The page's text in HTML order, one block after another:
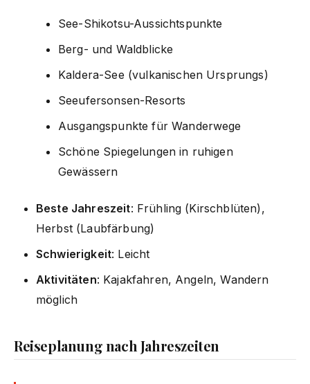
See-Shikotsu-Aussichtspunkte
Berg- und Waldblicke
Kaldera-See (vulkanischen Ursprungs)
Seeufersonsen-Resorts
Ausgangspunkte für Wanderwege
Schöne Spiegelungen in ruhigen
Gewässern
Beste Jahreszeit: Frühling (Kirschblüten),
Herbst (Laubfärbung)
Schwierigkeit: Leicht
Aktivitäten: Kajakfahren, Angeln, Wandern
möglich
Reiseplanung nach Jahreszeiten